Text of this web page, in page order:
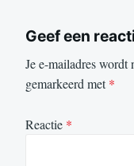
Geef een
Je e-mailadres wordt
gemarkeerd met*
Reactie *